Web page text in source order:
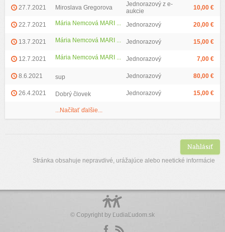
27.7.2021 Miroslava Gregorova
Jednorazový z e-
aukcie
10,00 €
22.7.2021 Mária Nemcová MARI ... Jednorazový 20,00 €
13.7.2021 Mária Nemcová MARI ... Jednorazový 15,00 €
12.7.2021 Mária Nemcová MARI ... Jednorazový 7,00 €
8.6.2021 sup Jednorazový 80,00 €
26.4.2021 Dobrý človek Jednorazový 15,00 €
...Načítať ďalšie...
Nahlásiť
Stránka obsahuje nepravdivé, urážajúce alebo neetické informácie
© Copyright by ĽudiaĽudom.sk